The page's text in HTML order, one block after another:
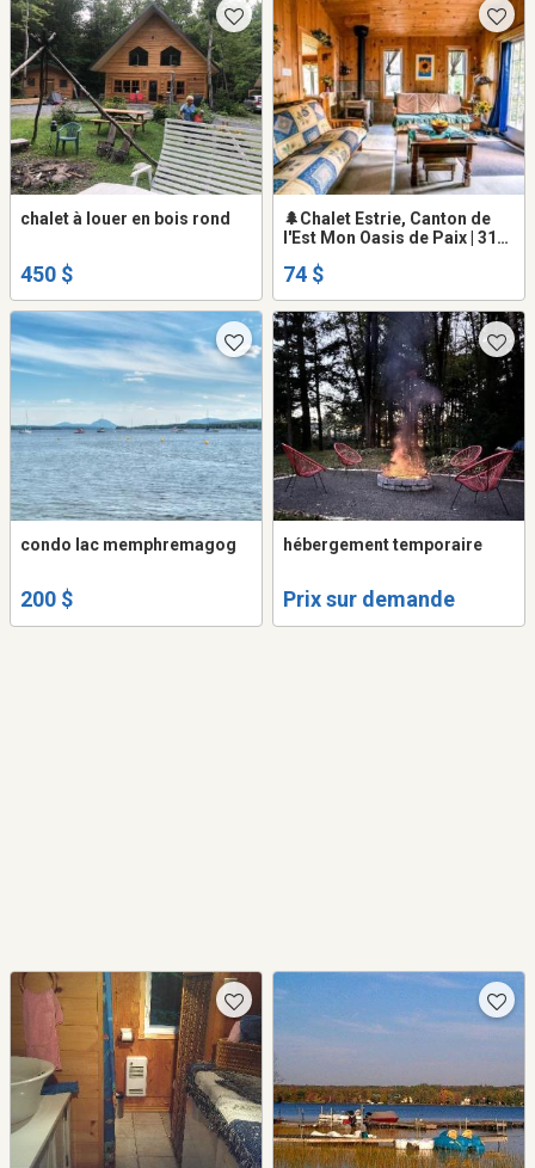
chalet à louer en bois rond
450 $
🌲Chalet Estrie, Canton de
l'Est Mon Oasis de Paix | 31
pédalo, plages privées
Chalet à louer Magog-Orford
74 $
condo lac memphremagog
200 $
hébergement temporaire
Prix sur demande